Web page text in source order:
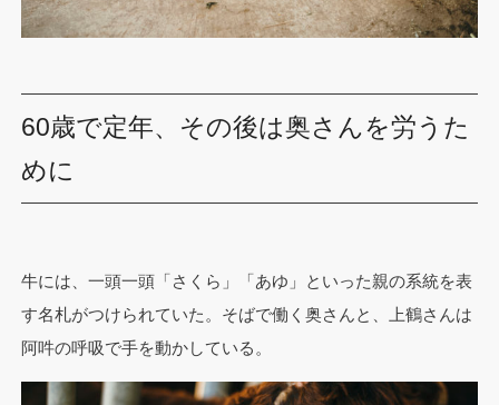
60歳で定年、その後は奥さんを労うた
めに
牛には、一頭一頭「さくら」「あゆ」といった親の系統を表
す名札がつけられていた。そばで働く奥さんと、上鶴さんは
阿吽の呼吸で手を動かしている。